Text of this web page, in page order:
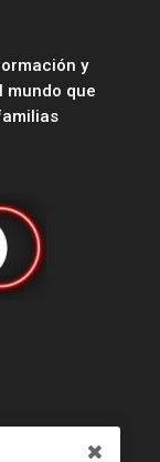
y
mundo que